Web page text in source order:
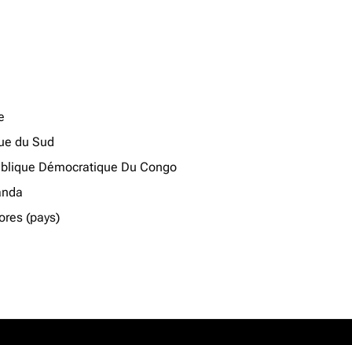
du Sud
Démocratique Du Congo
(pays)